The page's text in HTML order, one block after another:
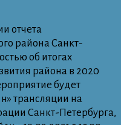
отчета
района Санкт-
об итогах
района в 2020
будет
трансляции на
Санкт-Петербурга,